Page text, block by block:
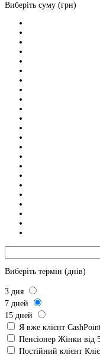
Виберіть суму (грн)
Виберіть термін (днів)
3 дня
7 дней
15 дней
Я вже клієнт
Пенсіонер Жінки від
Постійний клієнт